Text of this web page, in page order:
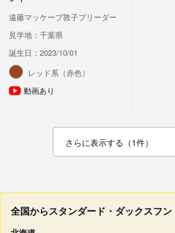
遠藤マッケーブ敦子ブリーダー
見学地：千葉県
誕生日：2023/10/01
レッド系（赤色）
動画あり
さらに表示する（1件）
全国からスタンダード・ダックスフ